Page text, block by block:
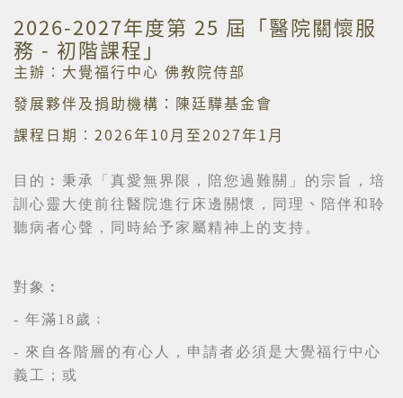
2026-2027年度第 25 屆「醫院關懷服
務 - 初階課程」
主辦︰大覺福行中心 佛教院侍部
發展夥伴及捐助機構：陳廷驊基金會
課程日期︰2026年10月至2027年1月
目的︰ 秉承「真愛無界限，陪您過難關」的宗旨，培
訓心靈大使前往醫院進行床邊關懷，同理 、 陪伴和聆
聽病者心聲，同時給予家屬精神上的支持。
對象︰
- 年滿 18 歲﹔
- 來自各階層的有心人，申請者必須是大覺福行中心
義工；或